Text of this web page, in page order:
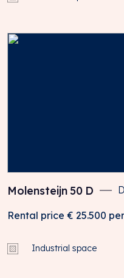
Alle informatie is geheel
samengesteld en uit
Molensteijn50 D
Rental price € 25.500
Industrial space